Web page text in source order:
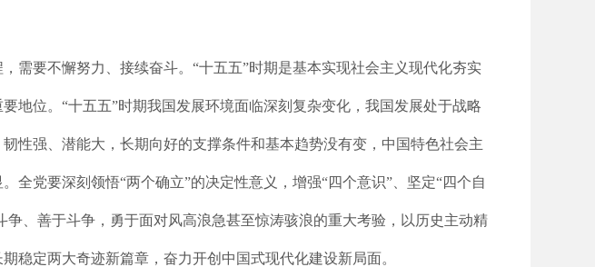
需要不懈努力、接续奋斗。“十五五”时期是基本实现社会主义现代化夯实
地位。“十五五”时期我国发展环境面临深刻复杂变化，我国发展处于战略
性强、潜能大，长期向好的支撑条件和基本趋势没有变，中国特色社会主
党要深刻领悟“两个确立”的决定性意义，增强“四个意识”、坚定“四个自
、善于斗争，勇于面对风高浪急甚至惊涛骇浪的重大考验，以历史主动精
稳定两大奇迹新篇章，奋力开创中国式现代化建设新局面。